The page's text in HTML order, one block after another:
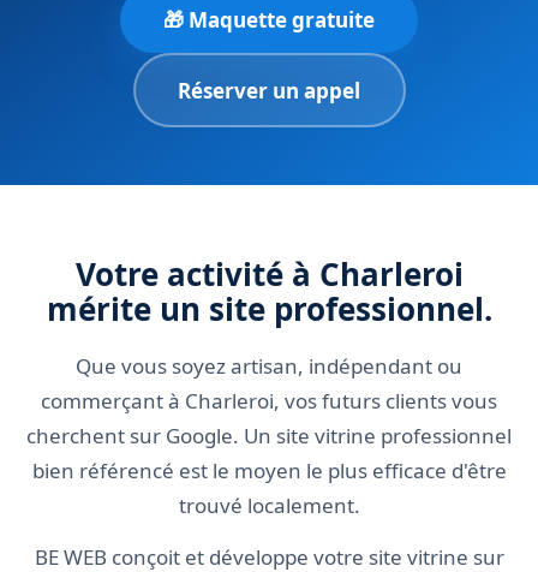
🎁 Maquette gratuite
Réserver un appel
Votre activité à Charleroi
mérite un site professionnel.
Que vous soyez artisan, indépendant ou
commerçant à Charleroi, vos futurs clients vous
cherchent sur Google. Un site vitrine professionnel
bien référencé est le moyen le plus efficace d'être
trouvé localement.
BE WEB conçoit et développe votre site vitrine sur